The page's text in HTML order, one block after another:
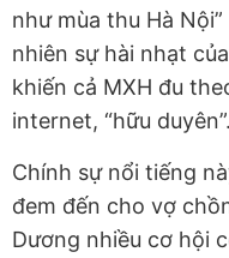
như mùa thu Hà
nhiên sự hài nhạt
khiến cả MXH đu
internet, “hữu duyên”.
Chính sự nổi tiếng
đem đến cho vợ
Dương nhiều cơ hội